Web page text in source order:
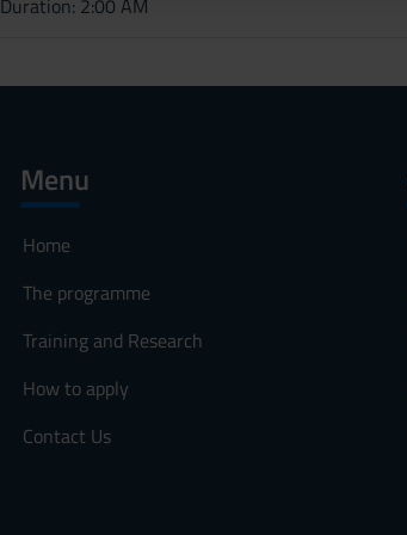
Duration: 2:00 AM
Menu
Home
The programme
Training and Research
How to apply
Contact Us